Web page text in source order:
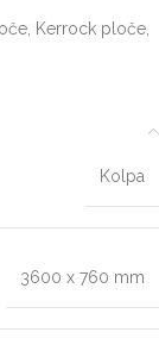
, Kerrock ploče,
Kolpa
3600 x 760 mm